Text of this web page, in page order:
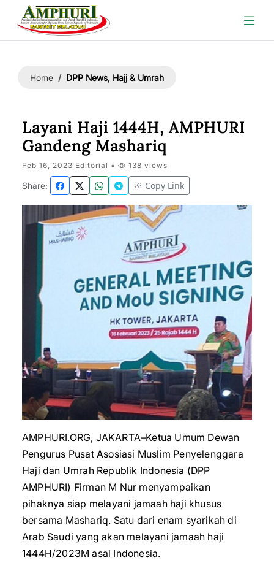
Home DPP News, Hajj & Umrah
Layani Haji 1444H, AMPHURI
Gandeng Mashariq
Feb 16, 2023 Editorial • 138 views
Share: Copy Link
AMPHURI.ORG, JAKARTA–Ketua Umum Dewan
Pengurus Pusat Asosiasi Muslim Penyelenggara
Haji dan Umrah Republik Indonesia (DPP
AMPHURI) Firman M Nur menyampaikan
pihaknya siap melayani jamaah haji khusus
bersama Mashariq. Satu dari enam syarikah di
Arab Saudi yang akan melayani jamaah haji
1444H/2023M asal Indonesia.